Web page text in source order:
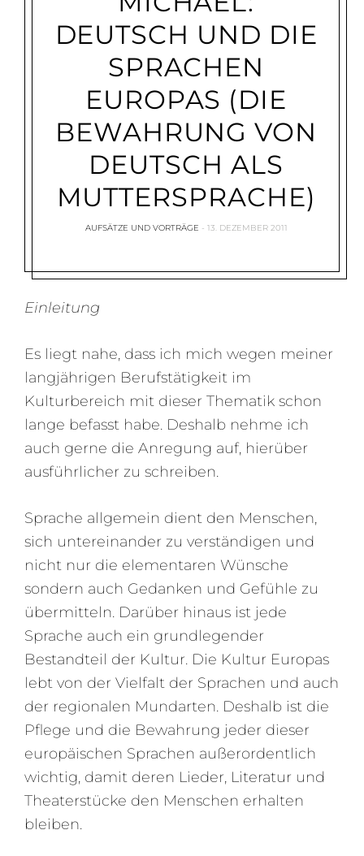
DEUTSCH UND DIE
SPRACHEN
EUROPAS (DIE
BEWAHRUNG VON
DEUTSCH ALS
MUTTERSPRACHE)
AUFSÄTZE UND VORTRÄGE 13. DEZEMBER 2011
Einleitung
Es liegt nahe, dass ich mich wegen meiner
langjährigen Berufstätigkeit im
Kulturbereich mit dieser Thematik schon
lange befasst habe. Deshalb nehme ich
auch gerne die Anregung auf, hierüber
ausführlicher zu schreiben.
Sprache allgemein dient den Menschen,
sich untereinander zu verständigen und
nicht nur die elementaren Wünsche
sondern auch Gedanken und Gefühle zu
übermitteln. Darüber hinaus ist jede
Sprache auch ein grundlegender
Bestandteil der Kultur. Die Kultur Europas
lebt von der Vielfalt der Sprachen und auch
der regionalen Mundarten. Deshalb ist die
Pflege und die Bewahrung jeder dieser
europäischen Sprachen außerordentlich
wichtig, damit deren Lieder, Literatur und
Theaterstücke den Menschen erhalten
bleiben.